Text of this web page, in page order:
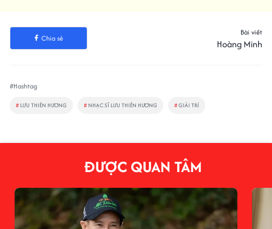
Chia sẻ
Bài viết
Hoàng Minh
#Hashtag
# LƯU THIÊN HƯƠNG # NHẠC SĨ LƯU THIÊN HƯƠNG #GIẢI TRÍ
ĐƯỢC QUAN TÂM